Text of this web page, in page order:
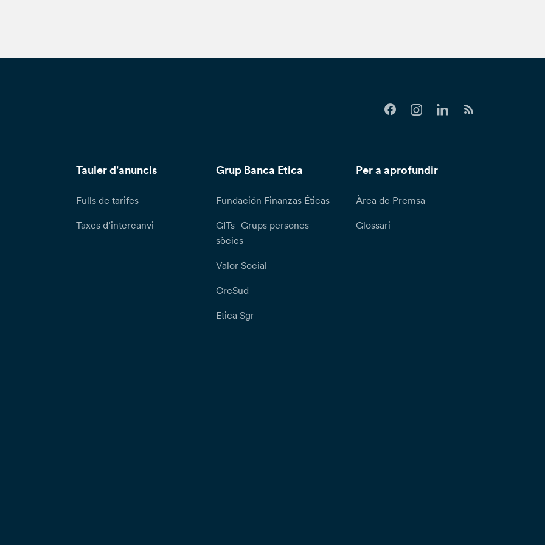
Tauler d'anuncis
Fulls de tarifes
Taxes d’intercanvi
Grup Banca Etica
Fundación Finanzas Éticas
GITs- Grups persones
sòcies
Valor Social
CreSud
Etica Sgr
Per a aprofundir
Àrea de Premsa
Glossari